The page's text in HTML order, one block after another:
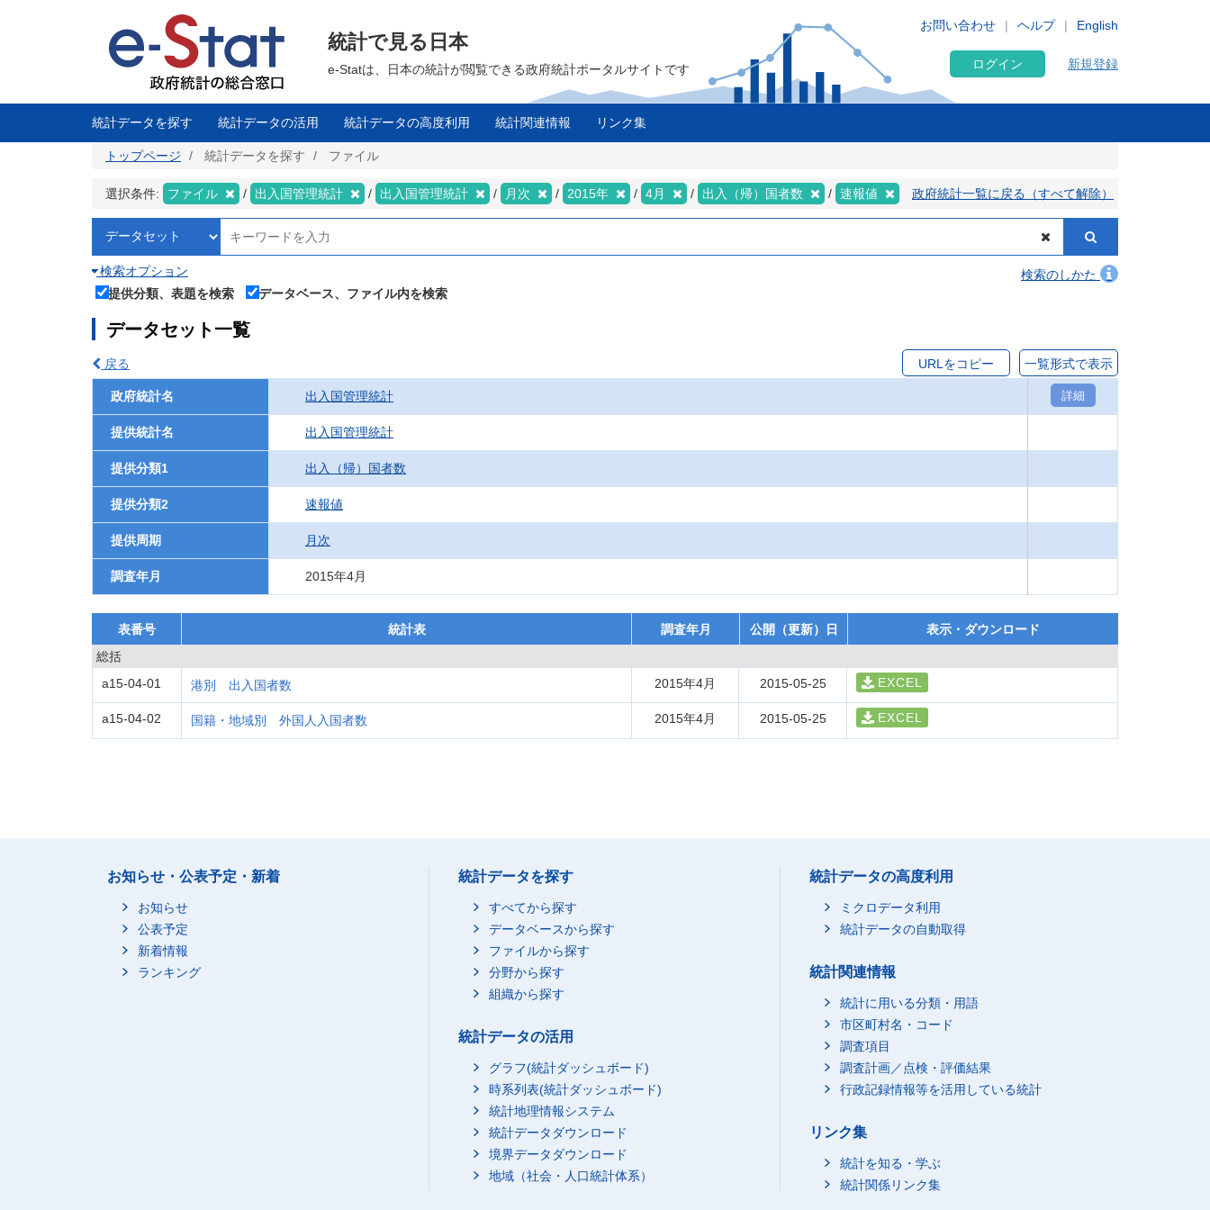
に
English
お問い合わせ ヘルプ
統計で見る日本
e-Statは、日本の統計が閲覧できる政府統計ポータルサイトです ログイン 新規登録
統計データを探す 統計データの活用 統計データの高度利用 統計関連情報 リンク集
トップページ 統計データを探す ファイル
選択条件: ファイル 出入国管理統計 出入国管理統計 月次 2015年 4月 出入（帰）国者数 速報値 政府統計一覧に戻る（すべて解除）
検索オプション
検索のしかた
提供分類、表題を検索
データベース、ファイル内を検索
データセット一覧
戻る URLをコピー 一覧形式で表示
政府統計名 出入国管理統計 詳細
提供統計名 出入国管理統計
提供分類1 出入（帰）国者数
提供分類2 速報値
提供周期 月次
調査年月 2015年4月
表番号 統計表 調査年月 公開（更新）日
表示・ダウンロード
総括
a15-04-01
港別 出入国者数 2015年4月 2015-05-25 EXCEL
a15-04-02 国籍・地域別 外国人入国者数 2015年4月 2015-05-25 EXCEL
お知らせ・公表予定・新着
お知らせ
公表予定
新着情報
ランキング
統計データを探す
すべてから探す
データベースから探す
ファイルから探す
分野から探す
組織から探す
統計データの活用
グラフ(統計ダッシュボード)
時系列表(統計ダッシュボード)
統計地理情報システム
統計データダウンロード
境界データダウンロード
地域（社会・人口統計体系）
統計データの高度利用
ミクロデータ利用
統計データの自動取得
統計関連情報
統計に用いる分類・用語
市区町村名・コード
調査項目
調査計画／点検・評価結果
行政記録情報等を活用している統計
リンク集
統計を知る・学ぶ
統計関係リンク集